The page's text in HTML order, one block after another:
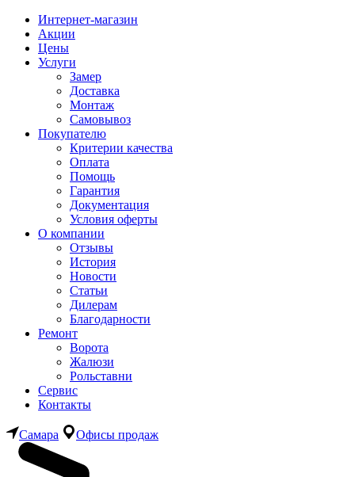
Интернет-магазин
Акции
Цены
Услуги
Замер
Доставка
Монтаж
Самовывоз
Покупателю
Критерии качества
Оплата
Помощь
Гарантия
Документация
Условия оферты
О компании
Отзывы
История
Новости
Статьи
Дилерам
Благодарности
Ремонт
Ворота
Жалюзи
Рольставни
Сервис
Контакты
Самара Офисы продаж